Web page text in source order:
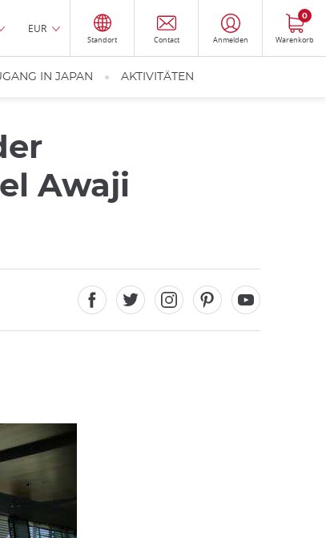
EUR
Standort Contact Anmelden Warenkorb
0
IN JAPAN AKTIVITÄTEN
Awaji